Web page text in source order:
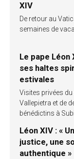
XIV
De retour au
semaines de
Le pape Léon
ses haltes
estivales
Visites privées
Vallepietra et de
bénédictins à
Léon XIV : «
justice, une
authentique »